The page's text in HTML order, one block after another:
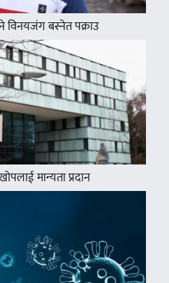
विनयजंग बस्नेत पक्राउ
मान्यता प्रदान